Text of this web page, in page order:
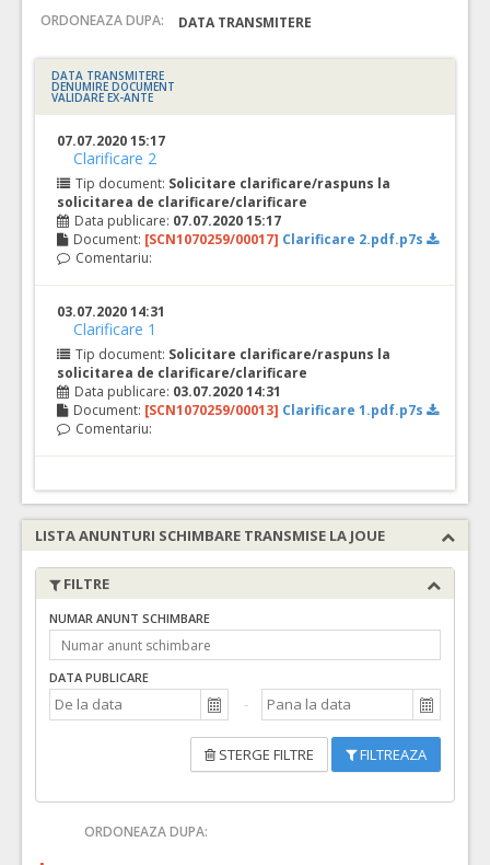
ORDONEAZA DUPA: DATA TRANSMITERE
DATA TRANSMITERE
DENUMIRE DOCUMENT
VALIDARE EX-ANTE
07.07.2020 15:17
Clarificare 2
Tip document: Solicitare clarificare/raspuns la
solicitarea de clarificare/clarificare
Data publicare: 07.07.2020 15:17
Document: [SCN1070259/00017] Clarificare 2.pdf.p7s
Comentariu:
03.07.2020 14:31
Clarificare 1
Tip document: Solicitare clarificare/raspuns la
solicitarea de clarificare/clarificare
Data publicare: 03.07.2020 14:31
Document: [SCN1070259/00013] Clarificare 1.pdf.p7s
Comentariu:
LISTA ANUNTURI SCHIMBARE TRANSMISE LA JOUE
FILTRE
NUMAR ANUNT SCHIMBARE
DATA PUBLICARE
STERGE FILTRE FILTREAZA
ORDONEAZA DUPA: